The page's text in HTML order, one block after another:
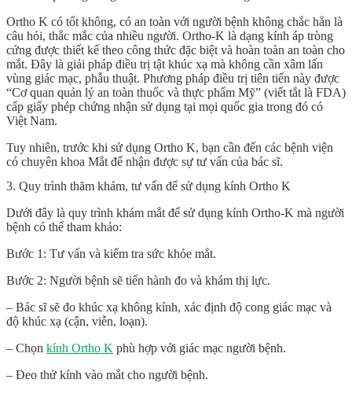
Ortho K có tốt không, có an toàn với người bệnh không chắc hẳn là
câu hỏi, thắc mắc của nhiều người. Ortho-K là dạng kính áp tròng
cứng được thiết kế theo công thức đặc biệt và hoàn toàn an toàn cho
mắt. Đây là giải pháp điều trị tật khúc xạ mà không cần xâm lấn
vùng giác mạc, phẫu thuật. Phương pháp điều trị tiên tiến này được
“Cơ quan quản lý an toàn thuốc và thực phẩm Mỹ” (viết tắt là FDA)
cấp giấy phép chứng nhận sử dụng tại mọi quốc gia trong đó có
Việt Nam.
Tuy nhiên, trước khi sử dụng Ortho K, bạn cần đến các bệnh viện
có chuyên khoa Mắt để nhận được sự tư vấn của bác sĩ.
3. Quy trình thăm khám, tư vấn để sử dụng kính Ortho K
Dưới đây là quy trình khám mắt để sử dụng kính Ortho-K mà người
bệnh có thể tham khảo:
Bước 1: Tư vấn và kiểm tra sức khỏe mắt.
Bước 2: Người bệnh sẽ tiến hành đo và khám thị lực.
– Bác sĩ sẽ đo khúc xạ không kính, xác định độ cong giác mạc và
độ khúc xạ (cận, viễn, loạn).
– Chọn kính Ortho K phù hợp với giác mạc người bệnh.
– Đeo thử kính vào mắt cho người bệnh.